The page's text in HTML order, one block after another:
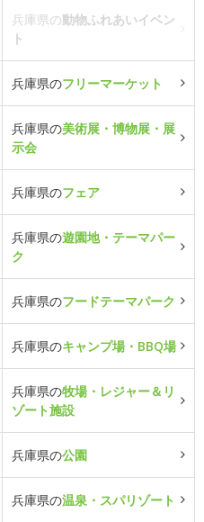
兵庫県の動物ふれあいイベン
ト
兵庫県のフリーマーケット
兵庫県の美術展・博物展・展
示会
兵庫県のフェア
兵庫県の遊園地・テーマパー
ク
兵庫県のフードテーマパーク
兵庫県のキャンプ場・BBQ場
兵庫県の牧場・レジャー＆リ
ゾート施設
兵庫県の公園
兵庫県の温泉・スパリゾート